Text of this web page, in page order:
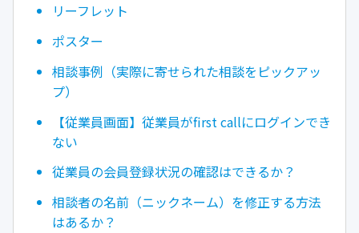
リーフレット
ポスター
相談事例（実際に寄せられた相談をピックアッ
プ）
【従業員画面】従業員がfirst callにログインでき
ない
従業員の会員登録状況の確認はできるか？
相談者の名前（ニックネーム）を修正する方法
はあるか？